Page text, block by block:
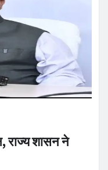
राज्य शासन ने